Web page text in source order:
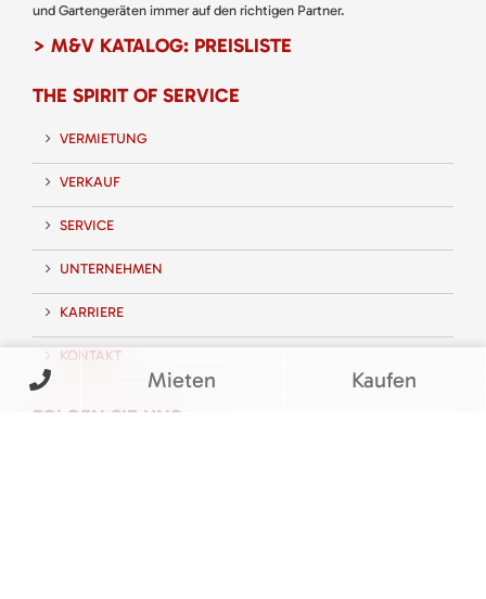
und Gartengeräten immer auf den richtigen Partner.
> M&V KATALOG: PREISLISTE
THE SPIRIT OF SERVICE
VERMIETUNG
VERKAUF
SERVICE
UNTERNEHMEN
KARRIERE
KONTAKT
FOLGEN SIE UNS
Mieten Kaufen